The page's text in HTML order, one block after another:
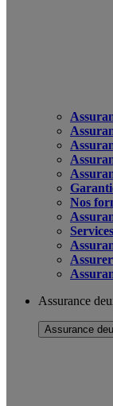
Nos
Assurance
Assurance